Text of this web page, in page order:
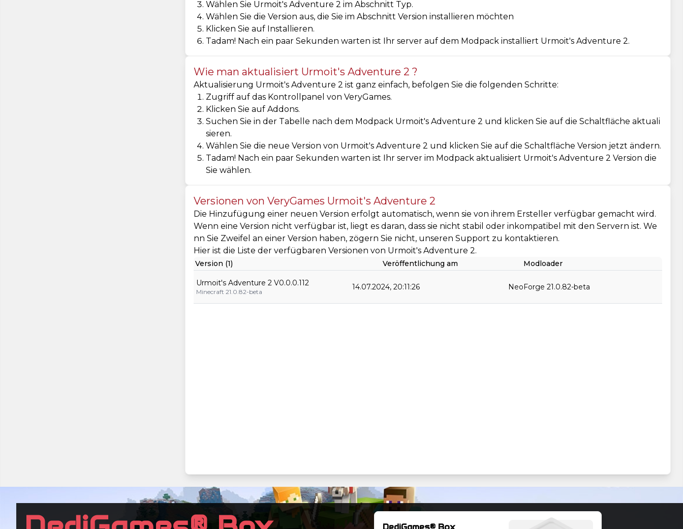
Wählen Sie Urmoit's Adventure 2 im Abschnitt Typ.
Wählen Sie die Version aus, die Sie im Abschnitt Version installieren möchten
Klicken Sie auf Installieren.
Tadam! Nach ein paar Sekunden warten ist Ihr server auf dem Modpack installiert Urmoit's Adventure 2.
Wie man aktualisiert Urmoit's Adventure 2 ?
Aktualisierung Urmoit's Adventure 2 ist ganz einfach, befolgen Sie die folgenden Schritte:
Zugriff auf das Kontrollpanel von VeryGames.
Klicken Sie auf Addons.
Suchen Sie in der Tabelle nach dem Modpack Urmoit's Adventure 2 und klicken Sie auf die Schaltfläche aktuali
sieren.
Wählen Sie die neue Version von Urmoit's Adventure 2 und klicken Sie auf die Schaltfläche Version jetzt ändern.
Tadam! Nach ein paar Sekunden warten ist Ihr server im Modpack aktualisiert Urmoit's Adventure 2 Version die
Sie wählen.
Versionen von VeryGames Urmoit's Adventure 2
Die Hinzufügung einer neuen Version erfolgt automatisch, wenn sie von ihrem Ersteller verfügbar gemacht wird.
Wenn eine Version nicht verfügbar ist, liegt es daran, dass sie nicht stabil oder inkompatibel mit den Servern ist. We
nn Sie Zweifel an einer Version haben, zögern Sie nicht, unseren Support zu kontaktieren.
Hier ist die Liste der verfügbaren Versionen von Urmoit's Adventure 2.
Version (1) Veröffentlichung am Modloader
Urmoit's Adventure 2 V0.0.0.112
Minecraft 21.0.82-beta
14.07.2024, 20:11:26 NeoForge 21.0.82-beta